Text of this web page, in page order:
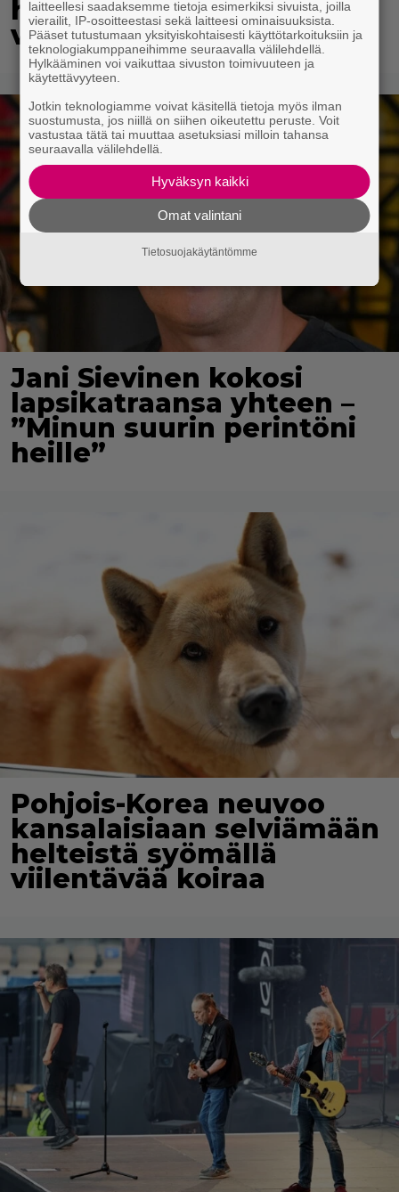
hempeilyä ja leveitä
virnistyksiä laiturilla
Jani Sievinen kokosi
lapsikatraansa yhteen –
”Minun suurin perintöni
heille”
Pohjois-Korea neuvoo
kansalaisiaan selviämään
helteistä syömällä
viilentävää koiraa
laitteellesi saadaksemme tietoja esimerkiksi sivuista, joilla
vierailit, IP-osoitteestasi sekä laitteesi ominaisuuksista.
Pääset tutustumaan yksityiskohtaisesti käyttötarkoituksiin ja
teknologiakumppaneihimme seuraavalla välilehdellä.
Hylkääminen voi vaikuttaa sivuston toimivuuteen ja
käytettävyyteen.
Jotkin teknologiamme voivat käsitellä tietoja myös ilman
suostumusta, jos niillä on siihen oikeutettu peruste. Voit
vastustaa tätä tai muuttaa asetuksiasi milloin tahansa
seuraavalla välilehdellä.
Hyväksyn kaikki
Omat valintani
Tietosuojakäytäntömme